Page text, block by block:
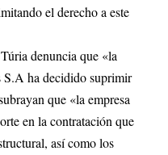
el derecho a este
denuncia que «la
S.A ha decidido suprimir
que «la empresa
en la contratación que
así como los